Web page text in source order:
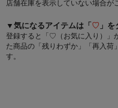
店舗在庫を表示していない場合が
▼気になるアイテムは「♡ 」
登録すると「♡（お気に入り）」
た商品の「残りわずか」「再入荷
す。